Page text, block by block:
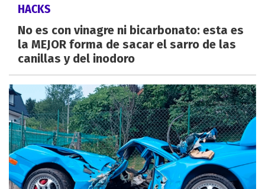
HACKS
No es con vinagre ni bicarbonato: esta es
la MEJOR forma de sacar el sarro de las
canillas y del inodoro